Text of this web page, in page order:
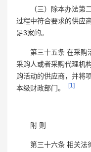
（三）除本办法第
过程中符合要求的供应
足3家的。
第三十五条 在采购
采购人或者采购代理机
购活动的供应商，并将
本级财政部门。
[1]
附 则
第三十六条 相关法